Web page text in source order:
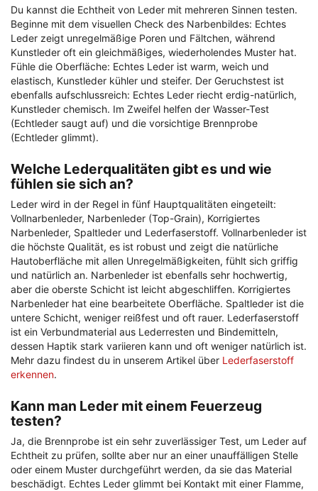
Du kannst die Echtheit von Leder mit mehreren Sinnen testen.
Beginne mit dem visuellen Check des Narbenbildes: Echtes
Leder zeigt unregelmäßige Poren und Fältchen, während
Kunstleder oft ein gleichmäßiges, wiederholendes Muster hat.
Fühle die Oberfläche: Echtes Leder ist warm, weich und
elastisch, Kunstleder kühler und steifer. Der Geruchstest ist
ebenfalls aufschlussreich: Echtes Leder riecht erdig-natürlich,
Kunstleder chemisch. Im Zweifel helfen der Wasser-Test
(Echtleder saugt auf) und die vorsichtige Brennprobe
(Echtleder glimmt).
Welche Lederqualitäten gibt es und wie
fühlen sie sich an?
Leder wird in der Regel in fünf Hauptqualitäten eingeteilt:
Vollnarbenleder, Narbenleder (Top-Grain), Korrigiertes
Narbenleder, Spaltleder und Lederfaserstoff. Vollnarbenleder ist
die höchste Qualität, es ist robust und zeigt die natürliche
Hautoberfläche mit allen Unregelmäßigkeiten, fühlt sich griffig
und natürlich an. Narbenleder ist ebenfalls sehr hochwertig,
aber die oberste Schicht ist leicht abgeschliffen. Korrigiertes
Narbenleder hat eine bearbeitete Oberfläche. Spaltleder ist die
untere Schicht, weniger reißfest und oft rauer. Lederfaserstoff
ist ein Verbundmaterial aus Lederresten und Bindemitteln,
dessen Haptik stark variieren kann und oft weniger natürlich ist.
Mehr dazu findest du in unserem Artikel über Lederfaserstoff
erkennen.
Kann man Leder mit einem Feuerzeug
testen?
Ja, die Brennprobe ist ein sehr zuverlässiger Test, um Leder auf
Echtheit zu prüfen, sollte aber nur an einer unauffälligen Stelle
oder einem Muster durchgeführt werden, da sie das Material
beschädigt. Echtes Leder glimmt bei Kontakt mit einer Flamme,